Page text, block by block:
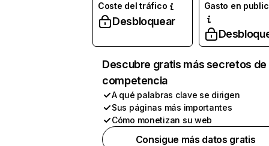
Coste del tráfico
Desbloquear
Gasto en
Descubre gratis más secretos de
competencia
A qué palabras clave se dirigen
Sus páginas más importantes
Cómo monetizan su web
Consigue más datos gratis